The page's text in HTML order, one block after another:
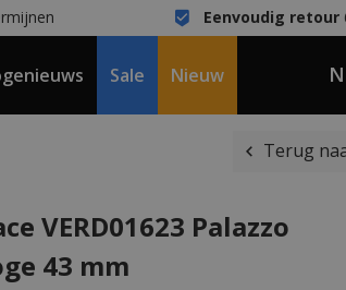
Eenvoudig retour
Sale Nieuw
Terug
VERD01623 Palazzo
43 mm